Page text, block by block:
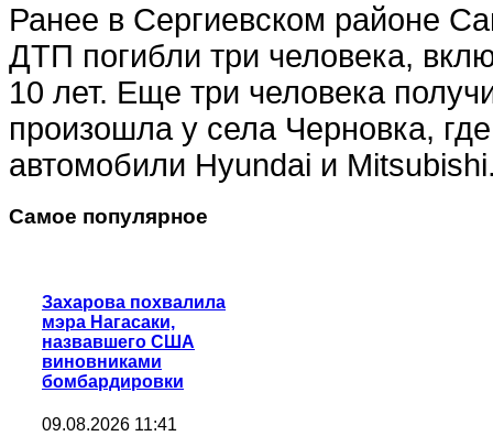
Ранее в Сергиевском районе
ДТП погибли три человека,
10 лет. Еще три человека
произошла у села Черновка,
автомобили Hyundai и
Самое популярное
Захарова похвалила
мэра Нагасаки,
назвавшего США
виновниками
бомбардировки
09.08.2026 11:41